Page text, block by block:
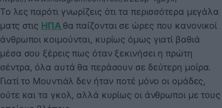
Το λες παρότι γνωρίζεις ότι τα περισσότερα μεγάλα
ματς στις ΗΠΑ θα παίζονται σε ώρες που κανονικοί
άνθρωποι κοιμούνται, κυρίως όμως γιατί βαθιά
μέσα σου ξέρεις πως όταν ξεκινήσει η πρώτη
σέντρα, όλα αυτά θα περάσουν σε δεύτερη μοίρα.
Γιατί το Μουντιάλ δεν ήταν ποτέ μόνο οι ομάδες,
ούτε και τα γκολ, αλλά κυρίως οι άνθρωποι με τους